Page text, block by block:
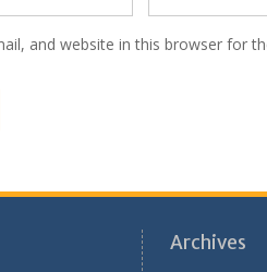
and website in this browser for
Archives